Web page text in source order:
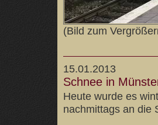
(Bild zum
15.01.2013
Schnee in
Heute wurde es
nachmittags an die